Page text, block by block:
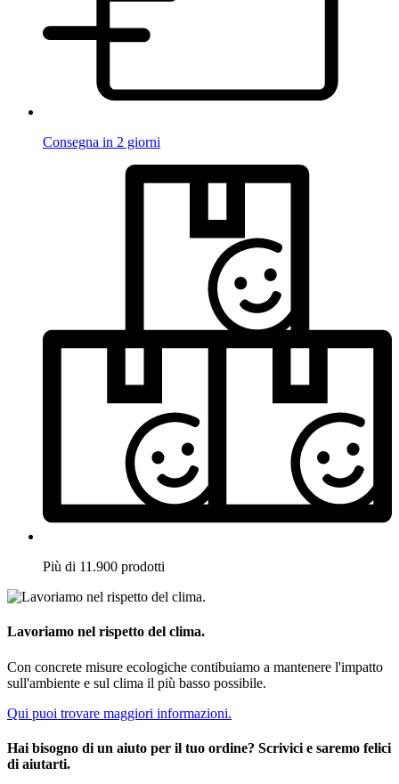
Consegna in 2 giorni
Più di 11.900 prodotti
Lavoriamo nel rispetto del clima.
Con concrete misure ecologiche contibuiamo a mantenere l'impatto
sull'ambiente e sul clima il più basso possibile.
Qui puoi trovare maggiori informazioni.
Hai bisogno di un aiuto per il tuo ordine? Scrivici e saremo felici
di aiutarti.